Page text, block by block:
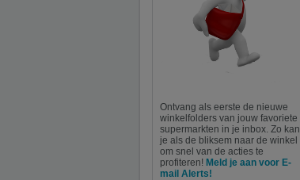
Ontvang als eerste de nieuwe
winkelfolders van jouw favoriete
supermarkten in je inbox. Zo kan
je als de bliksem naar de winkel
om snel van de acties te
profiteren! Meld je aan voor E-
mail Alerts!